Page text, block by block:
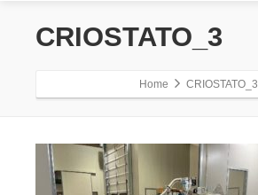
CRIOSTATO_3
Home CRIOSTATO_3